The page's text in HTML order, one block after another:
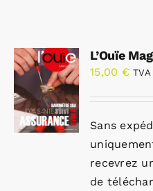
L’Ouïe
15,00 €
Sans
recevrez
de